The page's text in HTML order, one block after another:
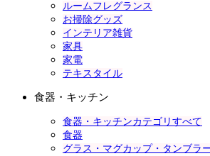
ルームフレグランス
お掃除グッズ
インテリア雑貨
家具
家電
テキスタイル
食器・キッチン
食器・キッチンカテゴリすべて
食器
グラス・マグカップ・タンブラ